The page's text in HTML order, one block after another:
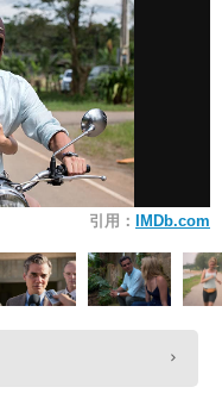
引用： IMDb.com